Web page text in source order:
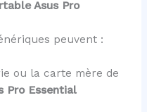
Asus Pro
peuvent :
ou la carte mère de
Pro Essential